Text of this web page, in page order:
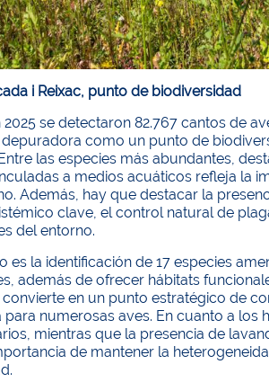
i Reixac, punto de biodiversidad
2025 se detectaron 82.767 cantos de
como un punto de
las especies más abundantes,
a medios acuáticos refleja la
Además, hay que destacar la
clave, el control natural de
del entorno.
es la identificación de 17 especies
además de ofrecer hábitats
en un punto estratégico de
numerosas aves. En cuanto a los
mientras que la presencia de
de mantener la